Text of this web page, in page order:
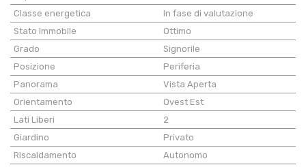
Classe energetica
In fase di valutazione
Stato Immobile
Ottimo
Grado
Signorile
Posizione
Periferia
Panorama
Vista Aperta
Orientamento
Ovest Est
Lati Liberi
2
Giardino
Privato
Riscaldamento
Autonomo